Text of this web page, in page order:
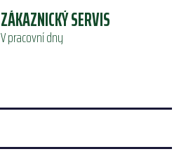
ZÁKAZNICKÝ SERVIS
V pracovní dny